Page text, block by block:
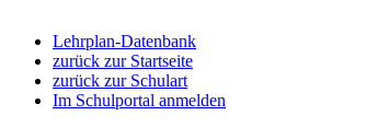
Lehrplan-Datenbank
zurück zur Startseite
zurück zur Schulart
Im Schulportal anmelden